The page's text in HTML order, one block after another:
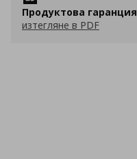
Продуктова гаранция
изтегляне в PDF